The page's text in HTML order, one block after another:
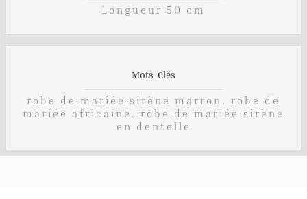
Longueur 50 cm
Mots-Clés
robe de mariée sirène marron. robe de
mariée africaine. robe de mariée sirène
en dentelle